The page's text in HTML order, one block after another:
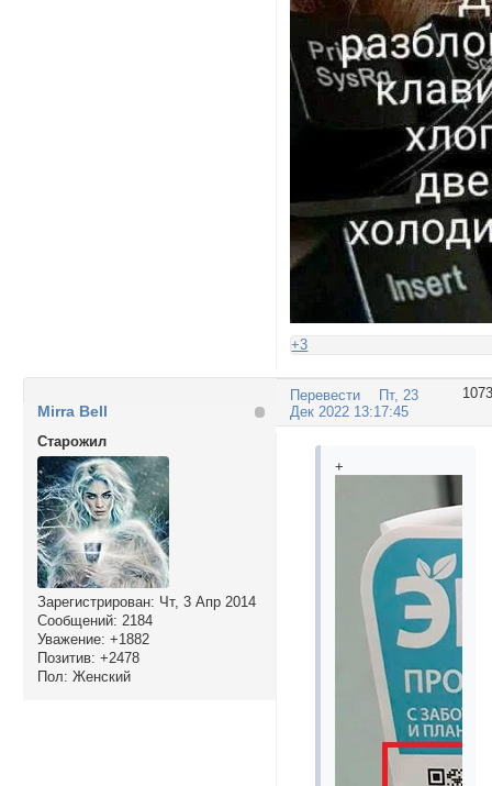
+3
Перевести 1073
Пт, 23
Дек 2022 13:17:45
Mirra Bell
Cтарожил
Зарегистрирован: Чт, 3 Апр 2014
Сообщений: 2184
Уважение: +1882
Позитив: +2478
Пол: Женский
+